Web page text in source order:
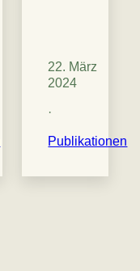
22. März
2024
·
Publikationen